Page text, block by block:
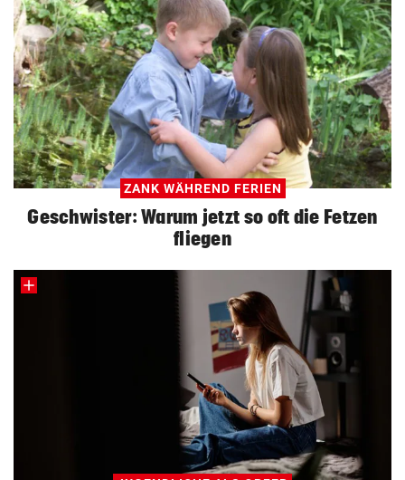
ZANK WÄHREND FERIEN
Geschwister: Warum jetzt so oft die Fetzen
fliegen